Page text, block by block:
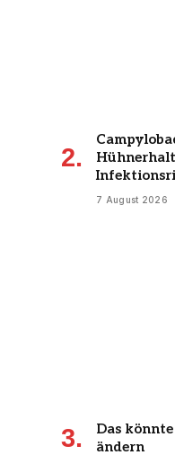
7 August 2026
Das
ändern